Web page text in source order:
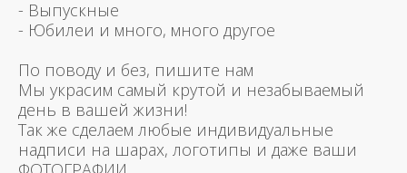
- Выпускные
- Юбилеи и много, много другое
По поводу и без, пишите нам
Мы украсим самый крутой и незабываемый
день в вашей жизни!
Так же сделаем любые индивидуальные
надписи на шарах, логотипы и даже ваши